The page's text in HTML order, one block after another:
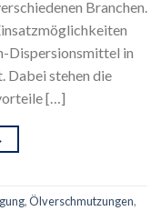
Branchen.
Dispersionsmittel in
Dabei stehen die
[…]
,Ölverschmutzungen,